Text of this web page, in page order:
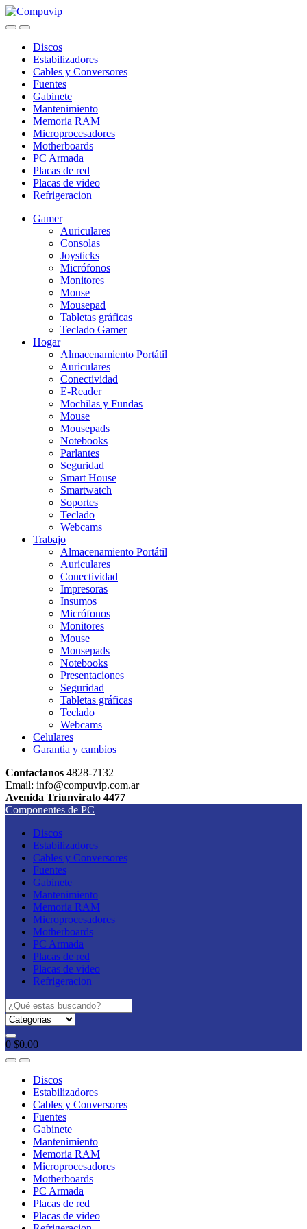
Skip
to
Skip
to
Discos
Estabilizadores
Cables y Conversores
Fuentes
Gabinete
Mantenimiento
Memoria RAM
Microprocesadores
Motherboards
PC Armada
Placas de red
Placas de video
Refrigeracion
Gamer
Auriculares
Consolas
Joysticks
Micrófonos
Monitores
Mouse
Mousepad
Tabletas gráficas
Teclado Gamer
Hogar
Almacenamiento Portátil
Auriculares
Conectividad
E-Reader
Mochilas y Fundas
Mouse
Mousepads
Notebooks
Parlantes
Seguridad
Smart House
Smartwatch
Soportes
Teclado
Webcams
Trabajo
Almacenamiento Portátil
Auriculares
Conectividad
Impresoras
Insumos
Micrófonos
Monitores
Mouse
Mousepads
Notebooks
Presentaciones
Seguridad
Tabletas gráficas
Teclado
Webcams
Celulares
Garantia y cambios
Contactanos 4828-7132
Email: info@compuvip.com.ar
Avenida Triunvirato 4477
Componentes de PC
Discos
Estabilizadores
Cables y Conversores
Fuentes
Gabinete
Mantenimiento
Memoria RAM
Microprocesadores
Motherboards
PC Armada
Placas de red
Placas de video
Refrigeracion
Search
for:
0 $0.00
Discos
Estabilizadores
Cables y Conversores
Fuentes
Gabinete
Mantenimiento
Memoria RAM
Microprocesadores
Motherboards
PC Armada
Placas de red
Placas de video